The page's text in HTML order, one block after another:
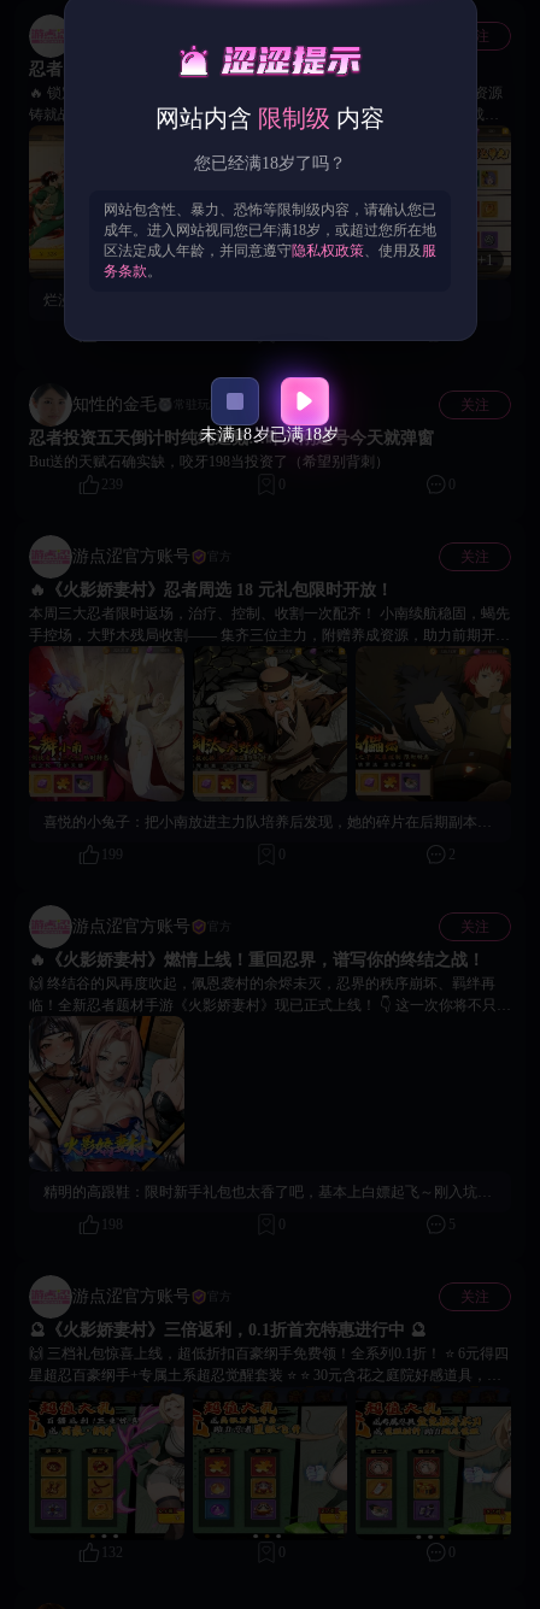
关注
忍者出击！《火影娇妻村》新手期5日忍者投资活动开启！
🔥 锁定限时高性价比忍者阵容，四星强力角色即刻纳入麾下； 🔥 海量资源
铸就战力飙升之路，秒变高手制霸竞技场与副本； 🔥 多种类礼包适配成长
路线，美女伴侣小南等你解锁调教； 🔥 火影娇妻村忍界传奇由你执笔，进
+1
烂漫的翅膀：
知性的金毛 常驻玩家 关注
忍者投资五天倒计时纯纯逼氪…昨天刚建号今天就弹窗
But送的天赋石确实缺，咬牙198当投资了（希望别背刺）
239
游点涩官方账号 官方 关注
🔥《火影娇妻村》忍者周选 18 元礼包限时开放！
本周三大忍者限时返场，治疗、控制、收割一次配齐！ 小南续航稳固，蝎先
手控场，大野木残局收割—— 集齐三位主力，附赠养成资源，助力前期开
荒、进阶无忧。 活动即将截止，请留意活动倒计时，及时补齐阵容核心。⏳
愿各位忍者斗志不灭，突破险境，赢取属于自己的关键一战。🔥
喜悦的小兔子： 把小南放进主力队培养后发现，她的碎片在后期副本也能刷，礼包等于提前解锁了养成线。现在每天扫荡+礼包碎片，升星速度很快。
2
游点涩官方账号 官方 关注
🔥《火影娇妻村》燃情上线！重回忍界，谱写你的终结之战！
🙌 终结谷的风再度吹起，佩恩袭村的余烬未灭，忍界的秩序崩坏、羁绊再
临！全新忍者题材手游《火影娇妻村》现已正式上线！ 👇 这一次你将不只是
见证者，而是重塑忍界命运的指挥官！集结忍者小队，在战场上书写热血传
奇，抢先查阅游戏核心亮点！👇 🔵 卡牌羁绊系统 · 七遁属性随心搭 🔵 风、
火、雷、水、土、阴、阳七大属性相互克制，组合策略无限！水遁灭火、雷
遁破土，阵容搭配将决定每一场战局的走向！ 🟠 经典战役重现 · 自由探索忍
界 🟠 终结谷对决、佩恩入侵、五影会谈等熟悉的名场面悉数回归！自由探
索木叶、晓之基地等场景，解锁隐藏任务与珍稀忍具。 🟡 花之庭院系统 · 邂
逅女忍红颜 🟡 战火之外，还有温柔一隅。与纲手、小南等女忍者培养羁
强忍者 🟢 组建最强阵容，与全服玩家同台竞技！登顶“忍界之巅”，赢取荣耀
称号与限定奖励！
精明的高跟鞋： 限时新手礼包也太香了吧，基本上白嫖起飞～刚入坑的别犹豫，冲一波你会懂！😎
198
0 5
游点涩官方账号 官方 关注
🔮《火影娇妻村》三倍返利，0.1折首充特惠进行中 🔮
🙌 三档礼包惊喜上线，超低折扣百豪纲手免费领！全系列0.1折！ ⭐ 6元得四
星超忍百豪纲手+专属土系超忍觉醒套装 ⭐ ⭐ 30元含花之庭院好感道具，解
锁百豪纲手福利动画 ⭐ ⭐ 98元送传说忍具【查克拉手术刀】+稀有通灵兽 ⭐
🏄‍♂️ 终极新手福利，即刻充值直达！同步解锁百豪纲手18+CG剧情玩法，收
集好感道具开启专属互动。
132
网站内含 限制级 内容
您已经满18岁了吗？
网站包含性、暴力、恐怖等限制级内容，请确认您已
成年。进入网站视同您已年满18岁，或超过您所在地
区法定成人年龄，并同意遵守隐私权政策、使用及 服
务条款。
未满18岁已满18岁